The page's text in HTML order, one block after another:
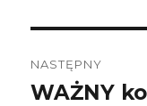
NASTĘPNY
Następny
WAŻNY